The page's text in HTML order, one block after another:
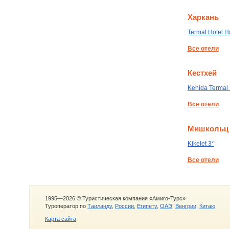
Харкань
Termal Hotel
Все отели
Кестхей
Kehida Termal
Все отели
Мишкольц
Kikelet 3*
Все отели
1995—2026 © Туристическая компания «Амиго-Турс»
Туроператор по Таиланду, России Египету, ОАЭ Венгрии Китаю
Карта сайта